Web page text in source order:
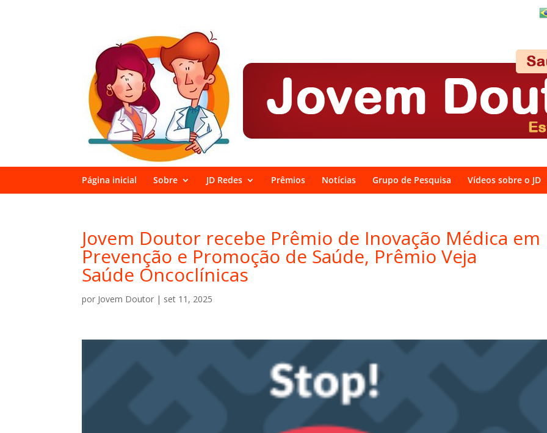
Página inicial Sobre JD Redes Prêmios Notícias Grupo de Pesquisa Vídeos sobre o JD
Jovem Doutor recebe Prêmio de Inovação Médica em
Prevenção e Promoção de Saúde, Prêmio Veja
Saúde Oncoclínicas
por Jovem Doutor | set 11, 2025